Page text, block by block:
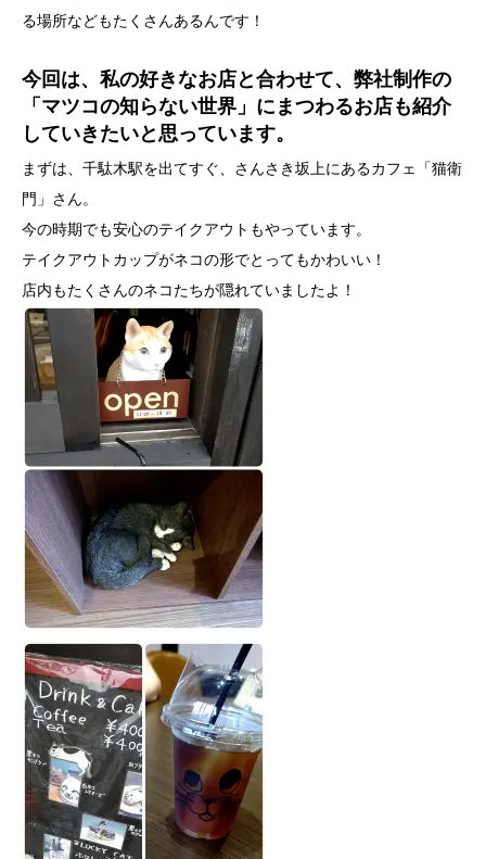
る場所などもたくさんあるんです！
今回は、私の好きなお店と合わせて、弊社制作の
「マツコの知らない世界」にまつわるお店も紹介
していきたいと思っています。
まずは、千駄木駅を出てすぐ、さんさき坂上にあるカフェ「猫衛
門」さん。
今の時期でも安心のテイクアウトもやっています。
テイクアウトカップがネコの形でとってもかわいい！
店内もたくさんのネコたちが隠れていましたよ！